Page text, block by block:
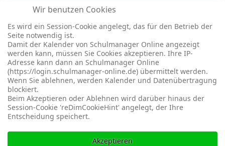
Satzung des Fördervereins
© 2026 -
Einstellungen-Redaktionslogin
Wir benutzen Cookies
Es wird ein Session-Cookie angelegt, das für den Betrieb der
Seite notwendig ist.
Damit der Kalender von Schulmanager Online angezeigt
werden kann, müssen Sie Cookies akzeptieren. Ihre IP-
Adresse kann dann an Schulmanager Online
(https://login.schulmanager-online.de) übermittelt werden.
Wenn Sie ablehnen, werden Kalender und Datenübertragung
blockiert.
Beim Akzeptieren oder Ablehnen wird darüber hinaus der
Session-Cookie 'reDimCookieHint' angelegt, der Ihre
Entscheidung speichert.
Akzeptieren